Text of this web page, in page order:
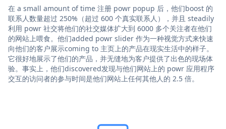
在 a small amount of time 注册 powr popup 后，他们boost 的
联系人数量超过 250%（超过 600 个真实联系人），并且 steadily
利用 powr 社交将他们的社交媒体扩大到 6000 多个关注者在他们
的网站上喂食。他们added powr slider 作为一种视觉方式来快速
向他们的客户展示coming to 主页上的产品在现实生活中的样子。
它很好地展示了他们的产品，并无缝地为客户提供了出色的现场体
验。事实上，他们discovered发现与他们网站上的 powr 应用程序
交互的访问者的参与时间是他们网站上任何其他人的 2.5 倍。